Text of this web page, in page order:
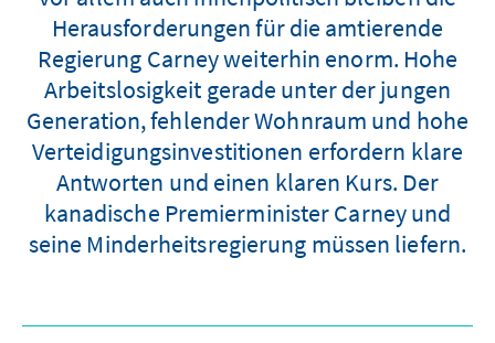
Herausforderungen für die amtierende
Regierung Carney weiterhin enorm. Hohe
Arbeitslosigkeit gerade unter der jungen
Generation, fehlender Wohnraum und hohe
Verteidigungsinvestitionen erfordern klare
Antworten und einen klaren Kurs. Der
kanadische Premierminister Carney und
seine Minderheitsregierung müssen liefern.